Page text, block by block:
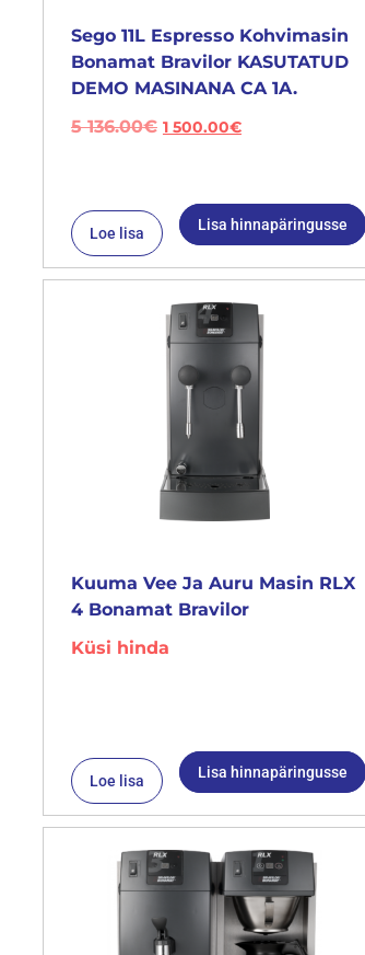
Sego 11L Espresso Kohvimasin
Bonamat Bravilor KASUTATUD
DEMO MASINANA CA 1A.
5 136.00€ 1 500.00€
Loe lisa Lisa hinnapäringusse
Kuuma Vee Ja Auru Masin RLX
4 Bonamat Bravilor
Küsi hinda
Loe lisa Lisa hinnapäringusse